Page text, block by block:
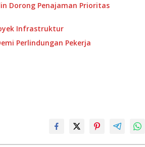
Dorong Penajaman Prioritas
Infrastruktur
Perlindungan Pekerja